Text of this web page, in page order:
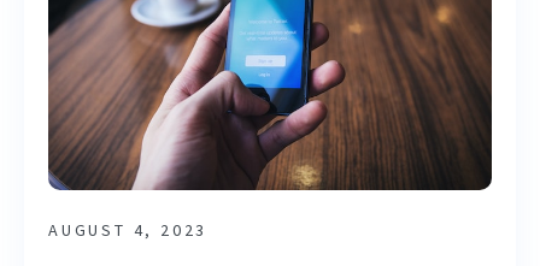
AUGUST 4, 2023